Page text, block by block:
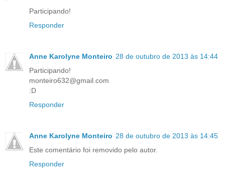
Participando!
Responder
Anne Karolyne Monteiro 28 de outubro de 2013 às 14:44
Participando!
monteiro632@gmail.com
:D
Responder
Anne Karolyne Monteiro 28 de outubro de 2013 às 14:45
Este comentário foi removido pelo autor.
Responder